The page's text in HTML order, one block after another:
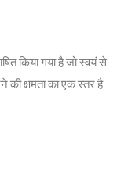
किया गया है जो स्वयं से
क्षमता का एक स्तर है